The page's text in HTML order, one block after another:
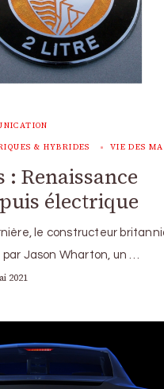
& HYBRIDES VIE DES
Renaissance
électrique
le constructeur
Jason Wharton, un …
2021